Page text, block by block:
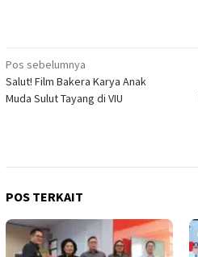
Navigasi
pos
Pos sebelumnya
Salut! Film Bakera Karya Anak
Muda Sulut Tayang di VIU
POS TERKAIT